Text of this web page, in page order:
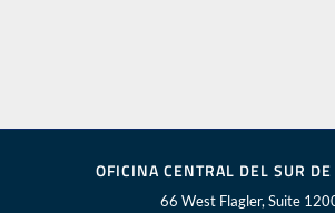
OFICINA CENTRAL DEL SUR
66 West Flagler, Suite